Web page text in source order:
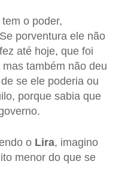
o poder,
porventura ele não
até hoje, que foi
também não deu
se ele poderia ou
porque sabia que
o Lira, imagino
menor do que se